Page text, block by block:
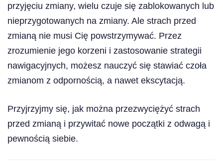
przyjęciu zmiany, wielu czuje się zablokowanych lub
nieprzygotowanych na zmiany. Ale strach przed
zmianą nie musi Cię powstrzymywać. Przez
zrozumienie jego korzeni i zastosowanie strategii
nawigacyjnych, możesz nauczyć się stawiać czoła
zmianom z odpornością, a nawet ekscytacją.
Przyjrzyjmy się, jak można przezwyciężyć strach
przed zmianą i przywitać nowe początki z odwagą i
pewnością siebie.